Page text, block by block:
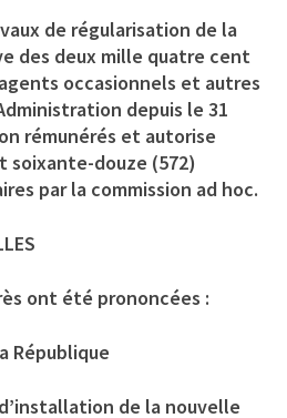
de régularisation de la
des deux mille quatre cent
occasionnels et autres
depuis le 31
rémunérés et autorise
soixante-douze (572)
par la commission ad hoc.
ont été prononcées :
République
de la nouvelle